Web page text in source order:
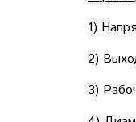
1)
2)
3)